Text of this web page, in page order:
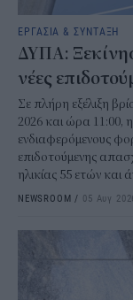
ΕΡΓΑΣΙΑ & ΣΥΝΤΑΞΗ
ΔΥΠΑ:
νέες
Σε πλήρη εξέλιξη
2026 και ώρα 11:00,
ενδιαφερόμενους
επιδοτούμενης
ηλικίας 55 ετών και
NEWSROOM / 05 Αυγ